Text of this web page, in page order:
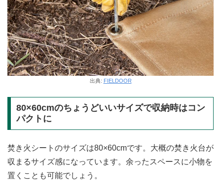
出典: FIELDOOR
80×60cmのちょうどいいサイズで収納時はコン
パクトに
焚き火シートのサイズは80×60cmです。大概の焚き火台が
収まるサイズ感になっています。余ったスペースに小物を
置くことも可能でしょう。